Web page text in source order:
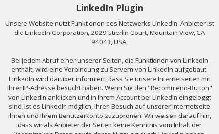
LinkedIn Plugin
Unsere Website nutzt Funktionen des Netzwerks LinkedIn. Anbieter ist
die LinkedIn Corporation, 2029 Stierlin Court, Mountain View, CA
94043, USA.
Bei jedem Abruf einer unserer Seiten, die Funktionen von LinkedIn
enthält, wird eine Verbindung zu Servern von LinkedIn aufgebaut.
LinkedIn wird darüber informiert, dass Sie unsere Internetseiten mit
Ihrer IP-Adresse besucht haben. Wenn Sie den "Recommend-Button"
von LinkedIn anklicken und in Ihrem Account bei LinkedIn eingeloggt
sind, ist es LinkedIn möglich, Ihren Besuch auf unserer Internetseite
Ihnen und Ihrem Benutzerkonto zuzuordnen. Wir weisen darauf hin,
dass wir als Anbieter der Seiten keine Kenntnis vom Inhalt der